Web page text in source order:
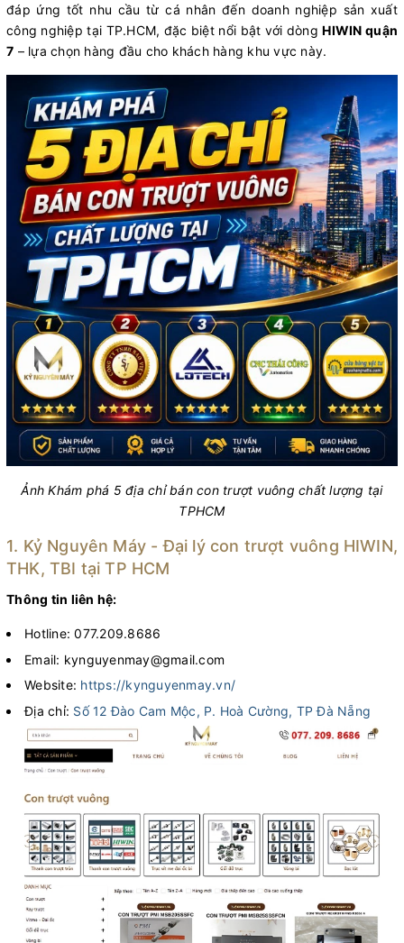
đáp ứng tốt nhu cầu từ cá nhân đến doanh nghiệp sản xuất
công nghiệp tại TP.HCM, đặc biệt nổi bật với dòngHIWIN quận
7 – lựa chọn hàng đầu cho khách hàng khu vực này.
Ảnh Khám phá 5 địa chỉ bán con trượt vuông chất lượng tại
TPHCM
1. Kỷ Nguyên Máy - Đại lý con trượt vuông HIWIN,
THK, TBI tại TP HCM
Thông tin liên hệ:
Hotline: 077.209.8686
Email: kynguyenmay@gmail.com
Website: https://kynguyenmay.vn/
Địa chỉ: Số 12 Đào Cam Mộc, P. Hoà Cường, TP Đà Nẵng